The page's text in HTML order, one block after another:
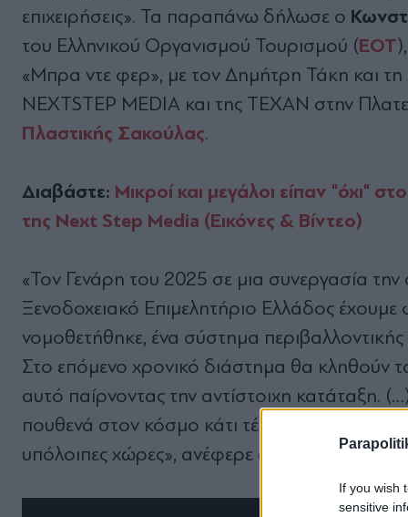
If you wish
sensitive
επιχειρήσεις». Τα παραπάνω δήλωσε ο
του Ελληνικού Οργανισμού Τουρισμού (ΕΟΤ
«Μπρα ντε φερ», με τον Δημήτρη Τάκη και
NEXTSTEP MEDIA και της ΤΕΧΑΝ στην
Πλαστικής Σακούλας.
Διαβάστε: Μικροί και μεγάλοι είπαν "όχι"
της Next Step Media (Εικόνες & Βίντεο)
«Τον Γενάρη του 2025 σε μια συνεργασία την
Ξενοδοχειακό Επιμελητήριο Ελλάδος
νομοθετήθηκε, ένα σύστημα
Στο επόμενο χρονικό διάστημα θα κληθούν
αυτό παίρνοντας την αντίστοιχη κατάταξη.
πουθενά στον κόσμο κάτι τέτοιο ελπίζουμε να
υπόλοιπες χώρες», ανέφερε ακόμη ο